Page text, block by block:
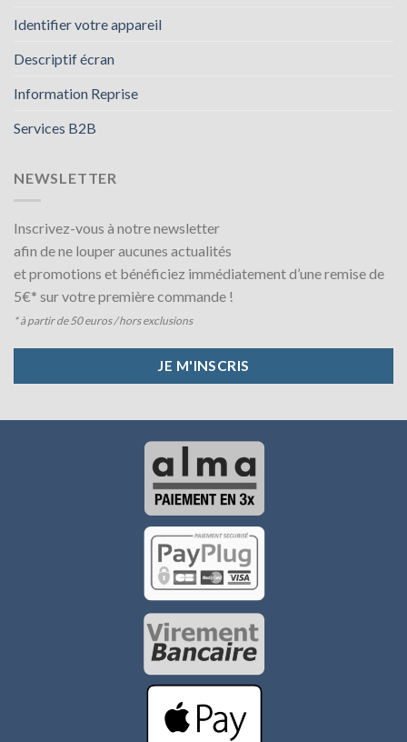
Identifier votre appareil
Descriptif écran
Information Reprise
Services B2B
NEWSLETTER
Inscrivez-vous à notre newsletter
afin de ne louper aucunes actualités
et promotions et bénéficiez immédiatement d’une remise de
5€* sur votre première commande !
* à partir de 50 euros / hors exclusions
JE M'INSCRIS